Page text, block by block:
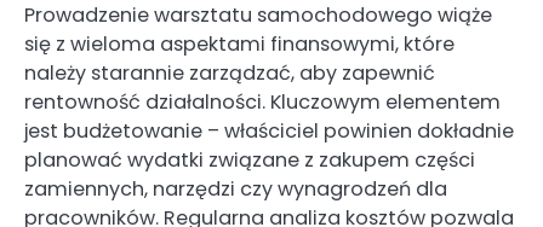
Prowadzenie warsztatu samochodowego wiąże
się z wieloma aspektami finansowymi, które
należy starannie zarządzać, aby zapewnić
rentowność działalności. Kluczowym elementem
jest budżetowanie – właściciel powinien dokładnie
planować wydatki związane z zakupem części
zamiennych, narzędzi czy wynagrodzeń dla
pracowników. Regularna analiza kosztów pozwala